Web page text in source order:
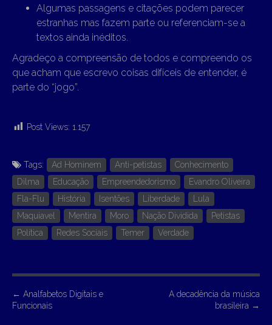
Algumas passagens e citações podem parecer
estranhas mas fazem parte ou referenciam-se a
textos ainda inéditos.
Agradeço a compreensão de todos e compreendo os
que acham que escrevo coisas difíceis de entender, é
parte do “jogo”.
Post Views: 1.157
Tags: Ad Hominem Anti-petistas
Conhecimento
Dilma
Educação Empreendedorismo
Evandro Oliveira
Fla-Flu
História Isentões Liberdade
Lula
Maquiavel
Mentira Moro Nação Dividida
Petistas
Política
Redes Sociais Temer Verdade
P
o
← Analfabetos Digitais e
Funcionais
A decadência da música
brasileira →